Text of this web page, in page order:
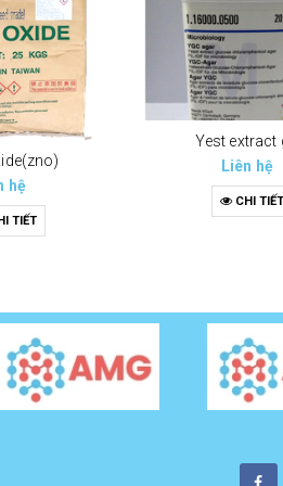
hệ
TIẾT
Yest extract
Liên hệ
CHI TIẾT